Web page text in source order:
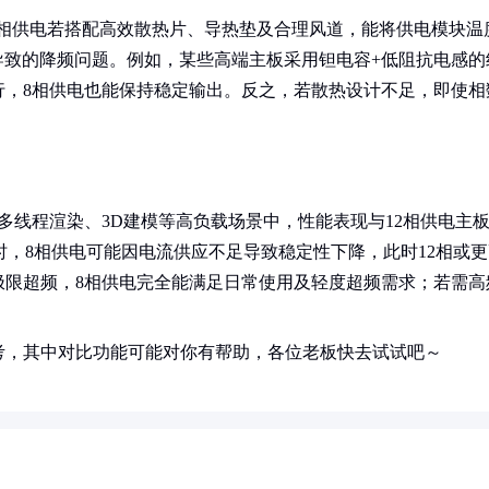
供电若搭配高效散热片、导热垫及合理风道，能将供电模块温
的降频问题。例如，某些高端主板采用钽电容+低阻抗电感的
8相供电也能保持稳定输出。反之，若散热设计不足，即使相
线程渲染、3D建模等高负载场景中，性能表现与12相供电主板
8相供电可能因电流供应不足导致稳定性下降，此时12相或
超频，8相供电完全能满足日常使用及轻度超频需求；若需高
其中对比功能可能对你有帮助，各位老板快去试试吧～